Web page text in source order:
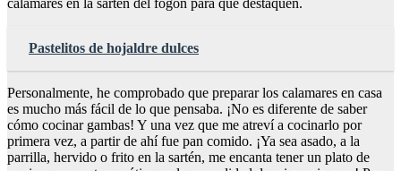
calamares en la sartén del fogón para que destaquen.
Pastelitos de hojaldre dulces
Personalmente, he comprobado que preparar los calamares en casa
es mucho más fácil de lo que pensaba. ¡No es diferente de saber
cómo cocinar gambas! Y una vez que me atreví a cocinarlo por
primera vez, a partir de ahí fue pan comido. ¡Ya sea asado, a la
parrilla, hervido o frito en la sartén, me encanta tener un plato de